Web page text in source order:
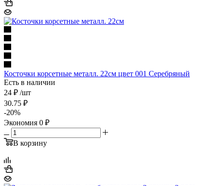
Косточки корсетные металл. 22см цвет 001 Серебряный
Есть в наличии
24 ₽ /шт
30.75 ₽
-20%
Экономия 0 ₽
В корзину